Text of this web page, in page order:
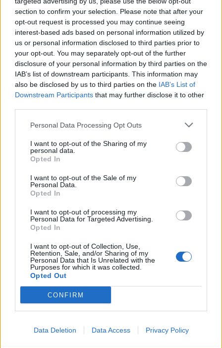
section to confirm your selection. Please note that after your
opt-out request is processed you may continue seeing
interest-based ads based on personal information utilized by
us or personal information disclosed to third parties prior to
your opt-out. You may separately opt-out of the further
disclosure of your personal information by third parties on the
IAB’s list of downstream participants. This information may
also be disclosed by us to third parties on the IAB’s List of
Downstream Participants that may further disclose it to other
Personal Data Processing Opt Outs
I want to opt-out of the Sharing of my
personal data.
Opted In
I want to opt-out of the Sale of my
Personal Data.
Opted In
I want to opt-out of processing my
Personal Data for Targeted Advertising.
Opted In
I want to opt-out of Collection, Use,
Retention, Sale, and/or Sharing of my
Personal Data that Is Unrelated with the
Purposes for which it was collected.
Opted Out
CONFIRM
Data Deletion Data Access Privacy Policy
πληροφορίες, έχουν προχωρήσει και στην
σύλληψη του γιού.
Facebook Share on X Bluesky
Email Copy Link
Tags: αμαλιάδα νεκρή
Σχετικά Άρθρα
5 Αυγούστου, 2026